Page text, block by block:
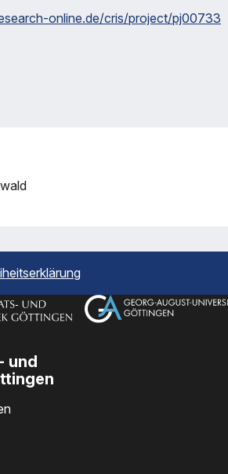
online.de/cris/project/pj00733
und